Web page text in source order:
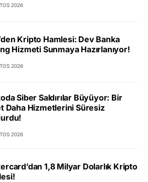
2026
Kripto Hamlesi: Dev Banka
Hizmeti Sunmaya Hazırlanıyor!
2026
Siber Saldırılar Büyüyor: Bir
Daha Hizmetlerini Süresiz
2026
1,8 Milyar Dolarlık Kripto